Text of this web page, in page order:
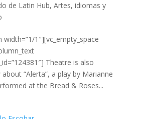
de Latin Hub, Artes, idiomas y
1″][vc_empty_space
Theatre is also
“Alerta”, a play by Marianne
at the Bread & Roses...